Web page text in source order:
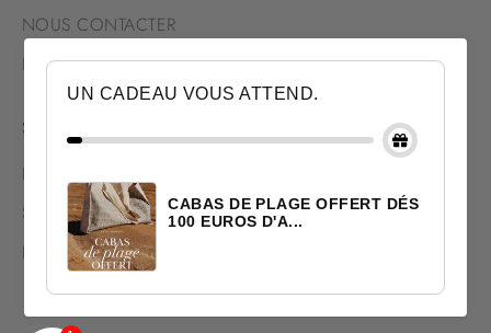
NOUS CONTACTER
NOUS TROUVER
SERVICES
LIVRAISON & RETOUR
SATISFAIT OU REMBOURSÉ
PAIEMENT SÉCURISÉ
© 2026 - Marie Bastide Marrakech
UN CADEAU VOUS ATTEND.
CABAS DE PLAGE OFFERT DÉS
100 EUROS D'A...